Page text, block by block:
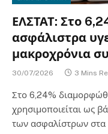
ΕΛΣΤΑΤ: Στο
ασφάλιστρα
μακροχρόνια
30/07/2026 3 Mins
Στο 6,24%
χρησιμοποιείται ως
των ασφαλίστρων στα